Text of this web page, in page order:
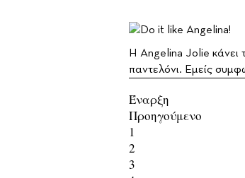
H Angelina Jolie κάνει
παντελόνι. Εμείς
Έναρξη
Προηγούμενο
1
2
3